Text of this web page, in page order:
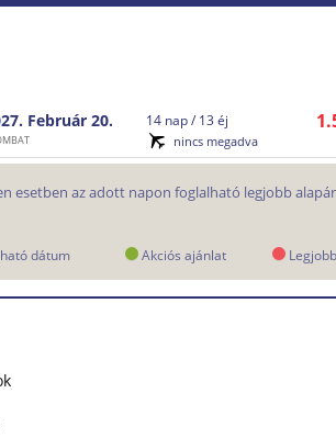
Február 20. 14 nap / 13 éj
nincs megadva
esetben az adott napon foglalható legjobb
dátum Akciós ajánlat